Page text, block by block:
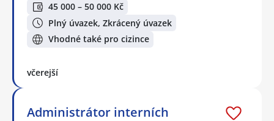
45 000 – 50 000 Kč
Plný úvazek, Zkrácený úvazek
Vhodné také pro cizince
včerejší
Administrátor interních